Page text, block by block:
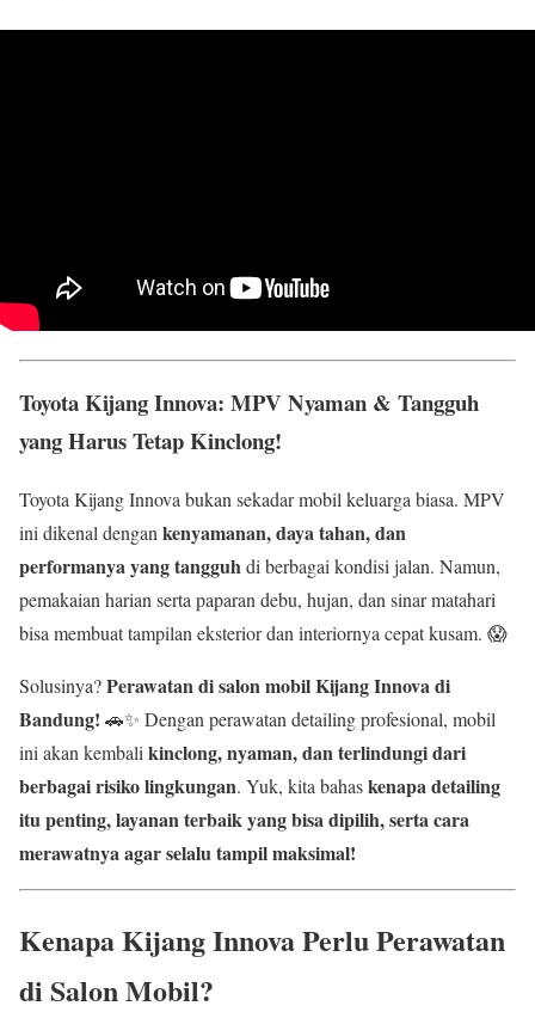
Toyota Kijang Innova: MPV Nyaman & Tangguh
yang Harus Tetap Kinclong!
Toyota Kijang Innova bukan sekadar mobil keluarga biasa. MPV
ini dikenal dengan kenyamanan, daya tahan, dan
performanya yang tangguhdi berbagai kondisi jalan. Namun,
pemakaian harian serta paparan debu, hujan, dan sinar matahari
bisa membuat tampilan eksterior dan interiornya cepat kusam. 😱
Solusinya?Perawatan di salon mobil Kijang Innova di
Bandung! 🚗✨ Dengan perawatan detailing profesional, mobil
ini akan kembali kinclong, nyaman, dan terlindungi dari
berbagai risiko lingkungan. Yuk, kita bahaskenapa detailing
itu penting, layanan terbaik yang bisa dipilih, serta cara
merawatnya agar selalu tampil maksimal!
Kenapa Kijang Innova Perlu Perawatan
di Salon Mobil?